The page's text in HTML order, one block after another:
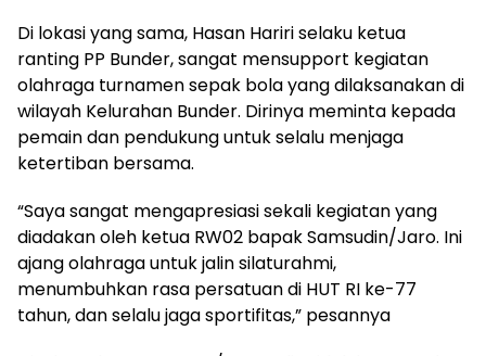
Di lokasi yang sama, Hasan Hariri selaku ketua
ranting PP Bunder, sangat mensupport kegiatan
olahraga turnamen sepak bola yang dilaksanakan di
wilayah Kelurahan Bunder. Dirinya meminta kepada
pemain dan pendukung untuk selalu menjaga
ketertiban bersama.
“Saya sangat mengapresiasi sekali kegiatan yang
diadakan oleh ketua RW02 bapak Samsudin/Jaro. Ini
ajang olahraga untuk jalin silaturahmi,
menumbuhkan rasa persatuan di HUT RI ke-77
tahun, dan selalu jaga sportifitas,” pesannya